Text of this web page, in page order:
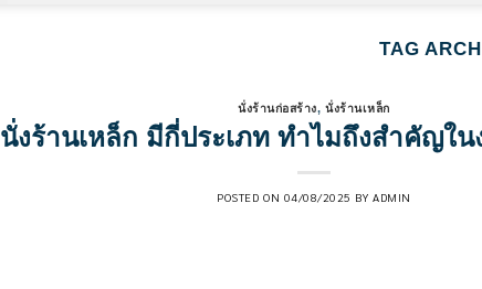
TAG
นั่งร้านก่อสร้าง,นั่งร้านเหล็ก
นั่งร้านเหล็ก มีกี่ประเภท ทำไมถึงสำคัญใน
POSTED ON 04/08/2025 BY ADMIN